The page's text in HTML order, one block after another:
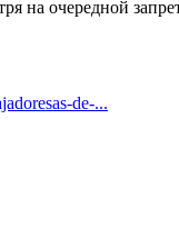
на очередной
de-...